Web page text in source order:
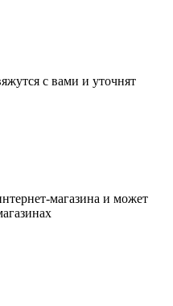
с вами и уточнят
магазина и может